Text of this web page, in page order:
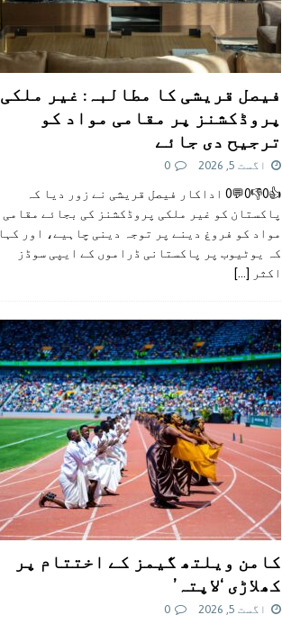
فیصل قریشی کا مطالبہ: غیر ملکی
پروڈکشنز پر مقامی مواد کو
ترجیح دی جائے
اگست 5, 2026 0
👍0👎0💬0 اداکار فیصل قریشی نے زور دیا کہ
پاکستان کو غیر ملکی پروڈکشنز کی بجائے مقامی
مواد کو فروغ دینے پر توجہ دینی چاہیے، اور کہا
کہ یوٹیوب پر پاکستانی ڈراموں کے ایپی سوڈز
اکثر
[...]
کامن ویلتھ گیمز کے اختتام پر
کھلاڑی ‘لاپتہ’
اگست 5, 2026 0